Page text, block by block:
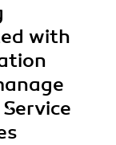
with